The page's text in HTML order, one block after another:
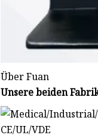
Über Fuan
Unsere beiden